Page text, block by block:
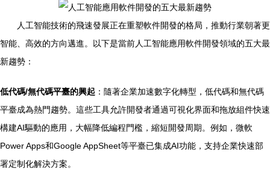
人工智能技術的飛速發展正在重塑軟件開發的格局，推動行業朝著更
智能、高效的方向邁進。以下是當前人工智能應用軟件開發領域的五大最
新趨勢：
低代碼/無代碼平臺的興起 ：隨著企業加速數字化轉型，低代碼和無代碼
平臺成為熱門趨勢。這些工具允許開發者通過可視化界面和拖放組件快速
構建AI驅動的應用，大幅降低編程門檻，縮短開發周期。例如，微軟
Power Apps和Google AppSheet等平臺已集成AI功能，支持企業快速部
署定制化解決方案。